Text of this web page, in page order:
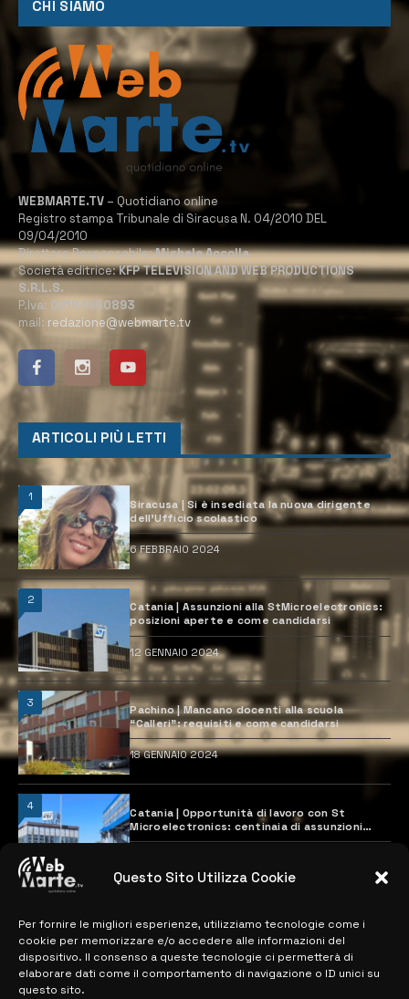
Questo Sito Utilizza Cookie
Per fornire le migliori esperienze, utilizziamo tecnologie come i
cookie per memorizzare e/o accedere alle informazioni del
dispositivo. Il consenso a queste tecnologie ci permetterà di
elaborare dati come il comportamento di navigazione o ID unici su
questo sito.
CHI SIAMO
WEBMARTE.TV – Quotidiano online
Registro stampa Tribunale di Siracusa N. 04/2010 DEL
09/04/2010
Direttore Responsabile:Michele Accolla
Società editrice:KFP TELEVISION AND WEB PRODUCTIONS
S.R.L.S.
P.Iva: 02184950893
mail: redazione@webmarte.tv
ARTICOLI PIÙ LETTI
1
Siracusa | Si è insediata la nuova dirigente
dell’Ufficio scolastico
6 FEBBRAIO 2024
2
Catania | Assunzioni alla StMicroelectronics:
posizioni aperte e come candidarsi
12 GENNAIO 2024
3
Pachino | Mancano docenti alla scuola
“Calleri”: requisiti e come candidarsi
18 GENNAIO 2024
4
Catania | Opportunità di lavoro con St
Microelectronics: centinaia di assunzioni
previste
MAPPA DEL SITO
> NOTIZIE